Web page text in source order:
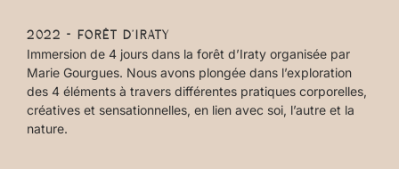
2022 - FORÊT D’IRATY
Immersion de 4 jours dans la forêt d’Iraty organisée par
Marie Gourgues. Nous avons plongée dans l’exploration
des 4 éléments à travers différentes pratiques corporelles,
créatives et sensationnelles, en lien avec soi, l’autre et la
nature.